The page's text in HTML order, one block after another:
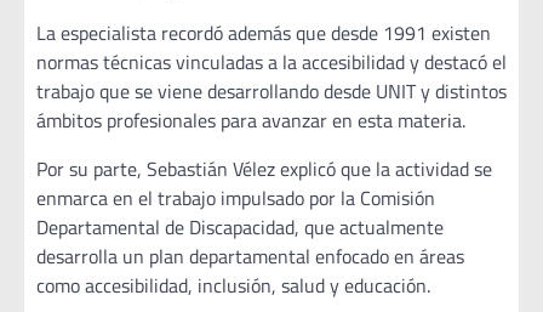
La especialista recordó además que desde 1991 existen
normas técnicas vinculadas a la accesibilidad y destacó el
trabajo que se viene desarrollando desde UNIT y distintos
ámbitos profesionales para avanzar en esta materia.
Por su parte, Sebastián Vélez explicó que la actividad se
enmarca en el trabajo impulsado por la Comisión
Departamental de Discapacidad, que actualmente
desarrolla un plan departamental enfocado en áreas
como accesibilidad, inclusión, salud y educación.